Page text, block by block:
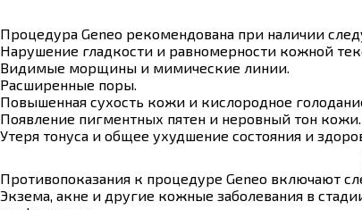
Процедура Geneo рекомендована при наличии
Нарушение гладкости и равномерности кожной
Видимые морщины и мимические линии.
Расширенные поры.
Повышенная сухость кожи и кислородное
Появление пигментных пятен и неровный тон кожи.
Утеря тонуса и общее ухудшение состояния и
Противопоказания к процедуре Geneo включают
Экзема, акне и другие кожные заболевания в